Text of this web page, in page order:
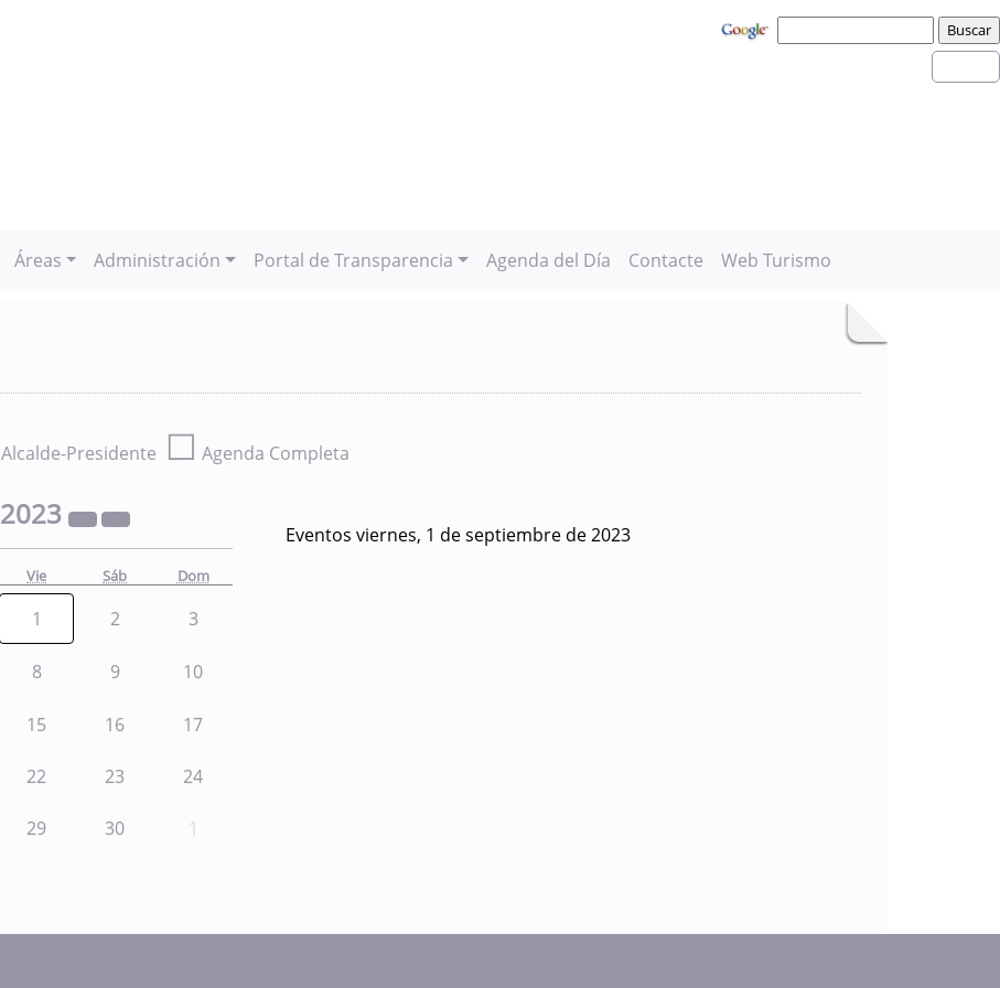
Áreas Administración Portal de Transparencia Agenda del Día Contacte Web Turismo
Alcalde-Presidente ☐ Agenda Completa
2023
Vie Sáb Dom
1 2 3
8 9 10
15 16 17
22 23 24
29 30 1
Eventos viernes, 1 de septiembre de 2023